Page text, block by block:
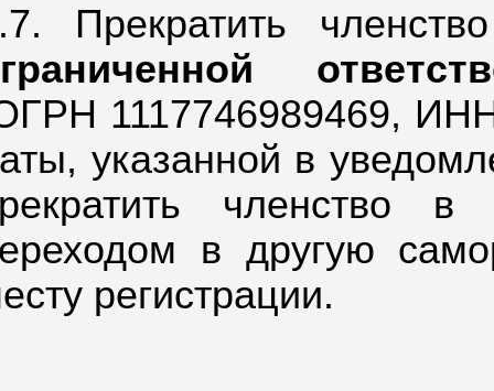
Прекратить
1117746989469,
указанной в
членство
в другую
регистрации.